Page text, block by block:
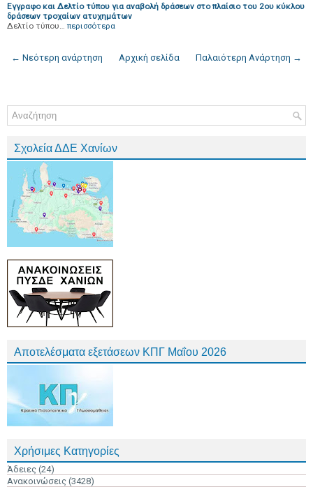
Εγγραφο και Δελτίο τύπου για αναβολή δράσεων στο πλαίσιο του 2ου κύκλου
δράσεων τροχαίων ατυχημάτων
Δελτίο τύπου… περισσότερα
← Νεότερη ανάρτηση Παλαιότερη Ανάρτηση →
Αρχική σελίδα
Σχολεία ΔΔΕ Χανίων
Αποτελέσματα εξετάσεων ΚΠΓ Μαΐου 2026
Χρήσιμες Κατηγορίες
Άδειες (24)
Ανακοινώσεις (3428)